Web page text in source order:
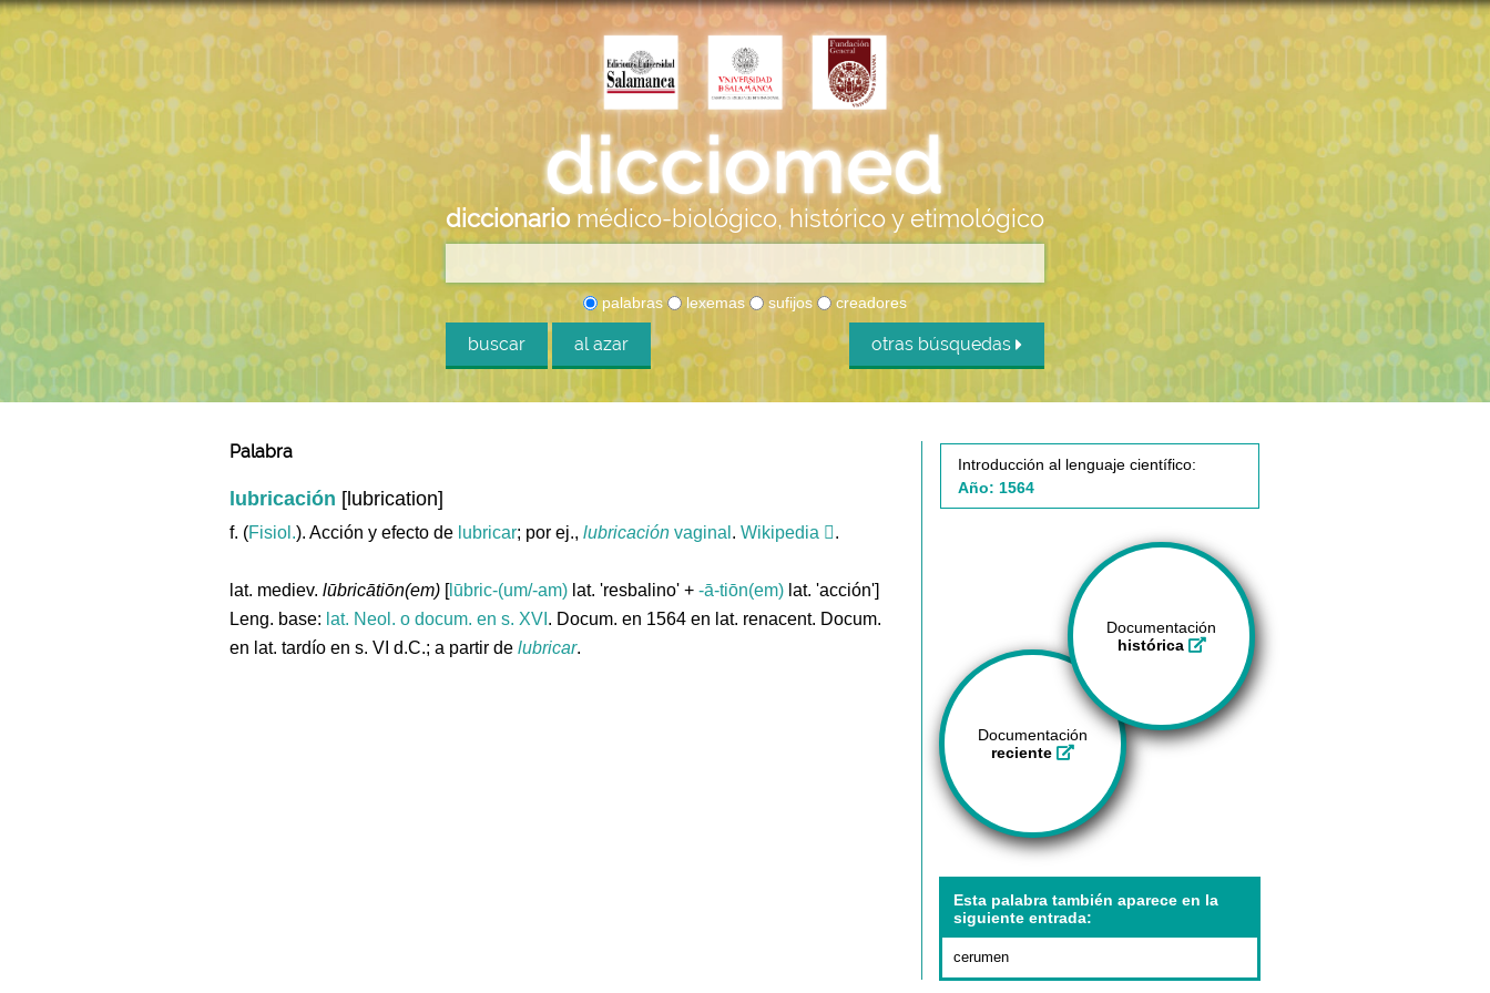
diccionario médico-biológico, histórico y etimológico
palabras lexemas sufijos creadores
buscar al azar otras búsquedas
Palabra
lubricación [lubrication]
f. (Fisiol.). Acción y efecto de lubricar; por ej., lubricación vaginal . Wikipedia .
lat. mediev. lūbricātiōn(em) [lūbric-(um/-am) lat. 'resbalino' + -ā-tiōn(em) lat. 'acción']
Leng. base: lat. Neol. o docum. en s. XVI . Docum. en 1564 en lat. renacent. Docum.
en lat. tardío en s. VI d.C.; a partir de lubricar.
Introducción al lenguaje científico:
Año: 1564
Documentación
histórica
Documentación
reciente
Esta palabra también aparece en la
siguiente entrada:
cerumen